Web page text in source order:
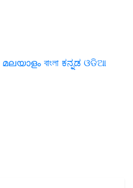
മലയാളം বাংলা ಕನ್ನಡ ଓଡିଆ